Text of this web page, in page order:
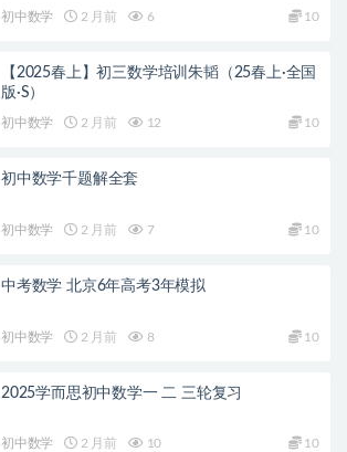
初中数学 2 月前 6 10
【2025春上】初三数学培训朱韬（25春上·全国
版·S）
初中数学 2 月前 12 10
初中数学千题解全套
初中数学 2 月前 7 10
中考数学 北京6年高考3年模拟
初中数学 2 月前 8 10
2025学而思初中数学一 二 三轮复习
初中数学 2 月前 10 10